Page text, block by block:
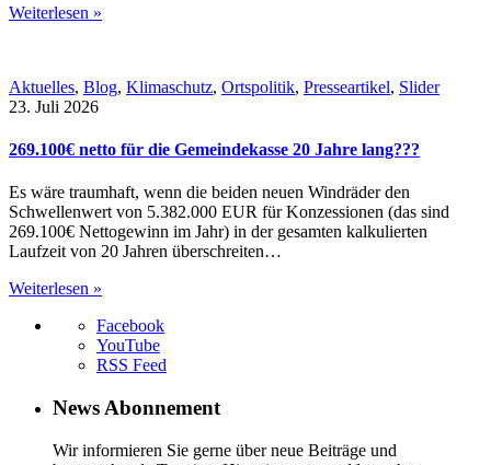
Weiterlesen »
Aktuelles, Blog, Klimaschutz, Ortspolitik, Presseartikel, Slider
23. Juli 2026
269.100€ netto für die Gemeindekasse 20 Jahre lang???
Es wäre traumhaft, wenn die beiden neuen Windräder den
Schwellenwert von 5.382.000 EUR für Konzessionen (das sind
269.100€ Nettogewinn im Jahr) in der gesamten kalkulierten
Laufzeit von 20 Jahren überschreiten…
Weiterlesen »
Facebook
YouTube
RSS Feed
News Abonnement
Wir informieren Sie gerne über neue Beiträge und